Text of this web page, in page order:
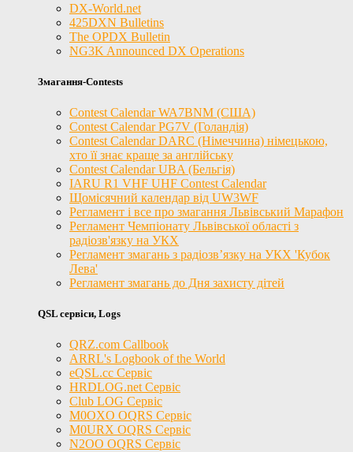
DX-World.net
425DXN Bulletins
The OPDX Bulletin
NG3K Announced DX Operations
Змагання-Contests
Contest Calendar WA7BNM (США)
Contest Calendar PG7V (Голандія)
Contest Calendar DARC (Німеччина) німецькою,
хто її знає краще за англійську
Contest Calendar UBA (Бельгія)
IARU R1 VHF UHF Contest Calendar
Щомісячний календар від UW3WF
Регламент і все про змагання Львівський Марафон
Регламент Чемпіонату Львівської області з
радіозв'язку на УКХ
Регламент змагань з радіозв’язку на УКХ 'Кубок
Лева'
Регламент змагань до Дня захисту дітей
QSL сервіси, Logs
QRZ.com Callbook
ARRL's Logbook of the World
eQSL.cc Сервіс
HRDLOG.net Сервіс
Club LOG Сервіс
M0OXO OQRS Сервіс
M0URX OQRS Сервіс
N2OO OQRS Сервіс